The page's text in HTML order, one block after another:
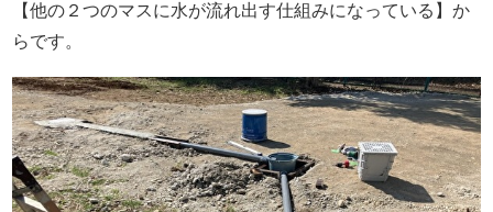
【他の２つのマスに水が流れ出す仕組みになっている】か
らです。